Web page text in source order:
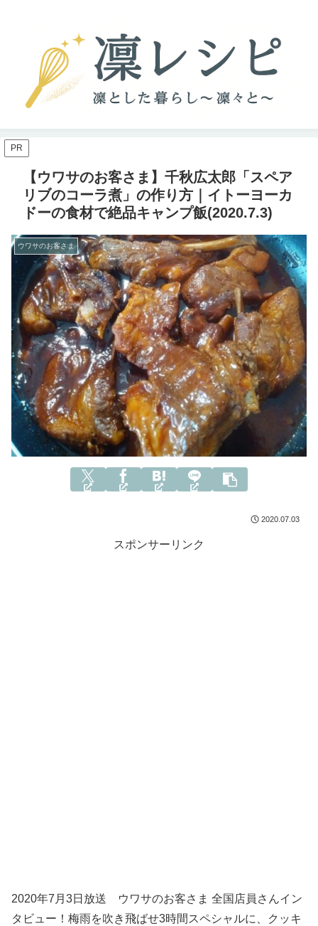
PR
【ウワサのお客さま】千秋広太郎「スペア
リブのコーラ煮」の作り方｜イトーヨーカ
ドーの食材で絶品キャンプ飯(2020.7.3)
ウワサのお客さま
2020.07.03
スポンサーリンク
2020年7月3日放送 ウワサのお客さま 全国店員さんイン
タビュー！梅雨を吹き飛ばせ3時間スペシャルに、クッキ